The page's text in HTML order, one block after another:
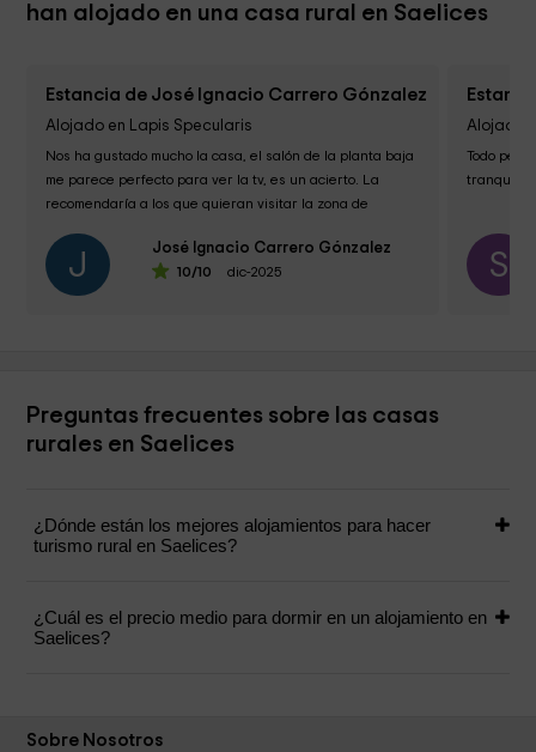
han alojado en una casa rural en Saelices
Estancia de José Ignacio Carrero Gónzalez
Alojado en Lapis Specularis
Nos ha gustado mucho la casa, el salón de la planta baja
me parece perfecto para ver la tv, es un acierto. La
recomendaría a los que quieran visitar la zona de
J José Ignacio Carrero Gónzalez
10/10 dic-2025
Alojado
Todo
tranquila.
S
Preguntas frecuentes sobre las casas
rurales en Saelices
¿Dónde están los mejores alojamientos para hacer
turismo rural en Saelices?
¿Cuál es el precio medio para dormir en un alojamiento en
Saelices?
Sobre Nosotros